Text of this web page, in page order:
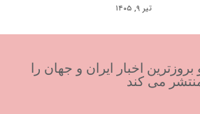
تیر ۹, ۱۴۰۵
اخبار ایران و جهان را
می کند